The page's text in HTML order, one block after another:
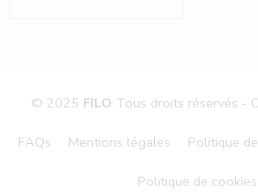
© 2025 FILO Tous droits réservés -
FAQs Mentions légales Politique
Politique de cookies